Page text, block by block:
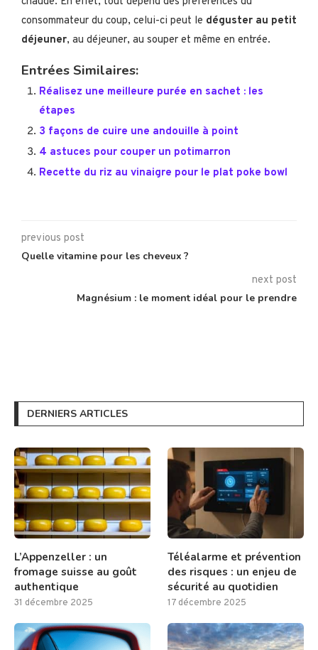
consommateur du coup, celui-ci peut le déguster au petit
déjeuner, au déjeuner, au souper et même en entrée.
Entrées Similaires:
Réalisez une meilleure purée en sachet : les
étapes
3 façons de cuire une andouille à point
4 astuces pour couper un potimarron
Recette du riz au vinaigre pour le plat poke bowl
previous post
Quelle vitamine pour les cheveux ?
next post
Magnésium : le moment idéal pour le prendre
DERNIERS ARTICLES
L’Appenzeller : un
fromage suisse au goût
authentique
31 décembre 2025
Téléalarme et prévention
des risques : un enjeu de
sécurité au quotidien
17 décembre 2025